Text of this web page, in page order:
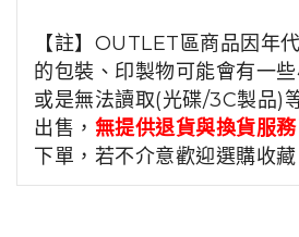
【註】OUTLET區商品因年
的包裝、印製物可能會有一
或是無法讀取(光碟/3C製品)
出售， 無提供退貨與換貨服務
下單，若不介意歡迎選購收藏